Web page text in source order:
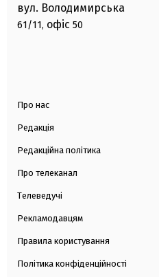
вул. Володимирська
61/11, офіс 50
Про нас
Редакція
Редакційна політика
Про телеканал
Телеведучі
Рекламодавцям
Правила користування
Політика конфіденційності